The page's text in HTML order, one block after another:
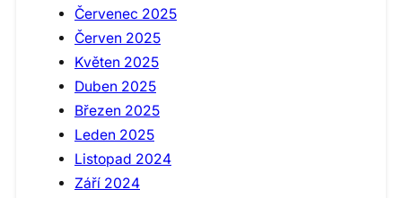
Červenec 2025
Červen 2025
Květen 2025
Duben 2025
Březen 2025
Leden 2025
Listopad 2024
Září 2024